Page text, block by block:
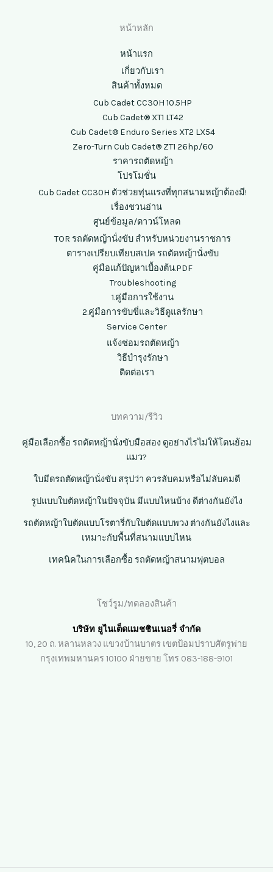
หน้าหลัก
หน้าแรก
เกี่ยวกับเรา
สินค้าทั้งหมด
Cub Cadet CC30H 10.5HP
Cub Cadet® XT1 LT42
Cub Cadet® Enduro Series XT2 LX54
Zero-Turn Cub Cadet® ZT1 26hp/60
ราคารถตัดหญ้า
โปรโมชั่น
Cub Cadet CC30H ตัวช่วยทุ่นแรงที่ทุกสนามหญ้าต้องมี!
เรื่องชวนอ่าน
ศูนย์ข้อมูล/ดาวน์โหลด
TOR รถตัดหญ้านั่งขับ สำหรับหน่วยงานราชการ
ตารางเปรียบเทียบสเปค รถตัดหญ้านั่งขับ
คู่มือแก้ปัญหาเบื้องต้น.PDF
Troubleshooting
1.คู่มือการใช้งาน
2.คู่มือการขับขี่และวิธีดูแลรักษา
Service Center
แจ้งซ่อมรถตัดหญ้า
วิธีบำรุงรักษา
ติดต่อเรา
บทความ/รีวิว
คู่มือเลือกซื้อ รถตัดหญ้านั่งขับมือสอง ดูอย่างไรไม่ให้โดนย้อม
แมว?
ใบมีดรถตัดหญ้านั่งขับ สรุปว่า ควรลับคมหรือไม่ลับคมดี
รูปแบบใบตัดหญ้าในปัจจุบัน มีแบบไหนบ้าง ดีต่างกันยังไง
รถตัดหญ้าใบตัดแบบโรตารี่กับใบตัดแบบพวง ต่างกันยังไงและ
เหมาะกับพื้นที่สนามแบบไหน
เทคนิคในการเลือกซื้อ รถตัดหญ้าสนามฟุตบอล
โชว์รูม/ทดลองสินค้า
บริษัท ยูไนเต็ดแมชชินเนอรี่ จำกัด
10, 20 ถ. หลานหลวง แขวงบ้านบาตร เขตป้อมปราบศัตรูพ่าย
กรุงเทพมหานคร 10100 ฝ่ายขาย โทร 083-188-9101